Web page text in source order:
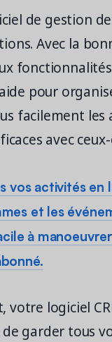
de gestion
Avec la
pour
facilement
avec ceux-
vos activités
et les
à
votre logiciel
garder tous